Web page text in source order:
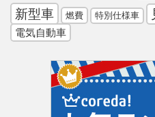
新型車 燃費 特別仕様車
電気自動車